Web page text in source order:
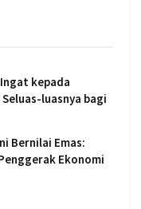
kepada
luasnya bagi
Bernilai Emas:
Ekonomi